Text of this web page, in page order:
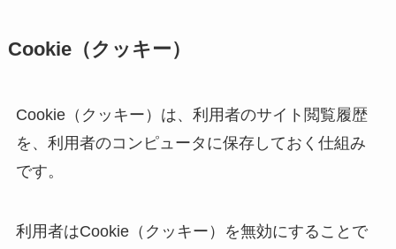
Cookie（クッキー）
Cookie（クッキー）は、利用者のサイト閲覧履歴
を、利用者のコンピュータに保存しておく仕組み
です。
利用者はCookie（クッキー）を無効にすることで